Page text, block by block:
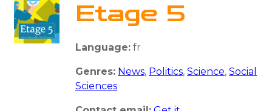
Etage 5
Language: fr
Genres: News, Politics, Science, Social
Sciences